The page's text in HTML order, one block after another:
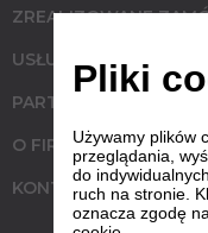
ZREALIZOWANE
USŁUGI
PARTNERZY
O FIRMIE
KONTAKT
Pliki
Używamy plików
przeglądania,
do
ruch na stronie.
oznacza zgodę